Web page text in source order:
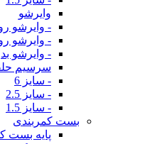
وایرشو
- وایرشو
- وایرشو
- وایرشو
سرسیم
- سایز 6
- سایز 2.5
- سایز 1.5
بست کمربندی
پایه بست